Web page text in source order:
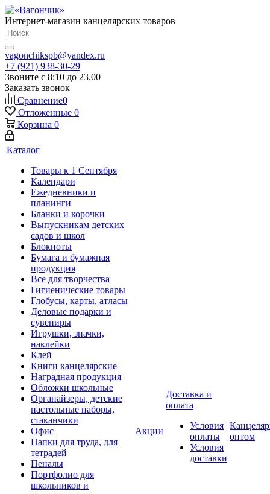
Интернет-магазин канцелярских товаров
vagonchikspb@yandex.ru
+7 (921) 938-30-29
Звоните с 8:10 до 23.00
Заказать звонок
Сравнение0
Отложенные 0
Корзина 0
Каталог
Товары к 1 Сентября
Календари
Ежедневники и
планинги
Бланки и корочки
Выпускникам детских
садов и школ
Блокноты
Бумага и бумажная
продукция
Все для творчества
Гигиенические товары
Глобусы, карты, атласы
Деловые подарки и
сувениры
Игрушки, значки,
наклейки
Клей
Книги канцелярские
Наградная продукция
Обложки школьные
Органайзеры, детские
настольные наборы,
стаканчики
Офис
Папки для труда, для
тетрадей
Пеналы
Портфолио для
школьников и
Акции
Доставка и
оплата
Условия
оплаты
Условия
доставки
оптом